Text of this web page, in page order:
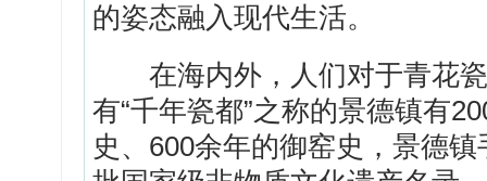
的姿态融入现代生活。
在海内外，人们对于青花瓷
有“千年瓷都”之称的景德镇有
史、600余年的御窑史，景德